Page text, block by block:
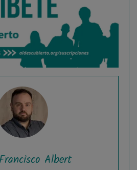
Albert